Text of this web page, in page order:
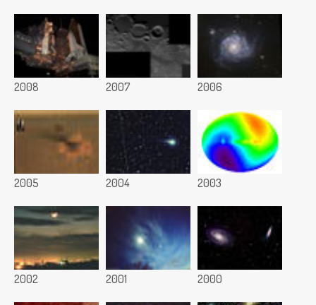
2008 2007 2006
2005 2004 2003
2002 2001 2000